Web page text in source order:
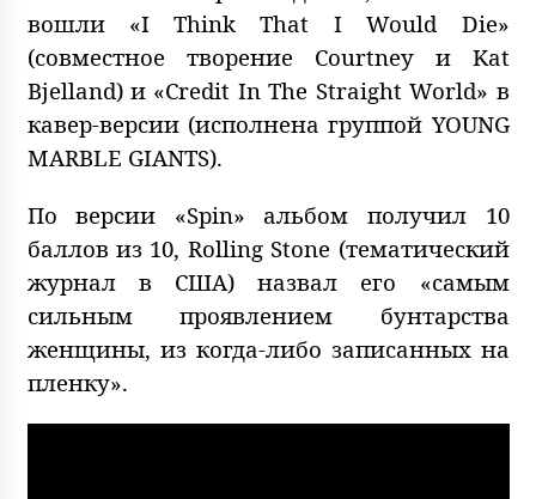
вошли «I Think That I Would Die»
(совместное творение Courtney и Kat
Bjelland) и «Credit In The Straight World» в
кавер-версии (исполнена группой YOUNG
MARBLE GIANTS).
По версии «Spin» альбом получил 10
баллов из 10, Rolling Stone (тематический
журнал в США) назвал его «самым
сильным проявлением бунтарства
женщины, из когда-либо записанных на
пленку».